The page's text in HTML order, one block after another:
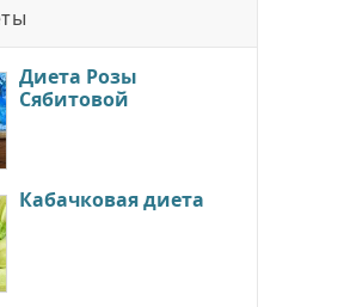
Диета Розы
Сябитовой
Кабачковая диета